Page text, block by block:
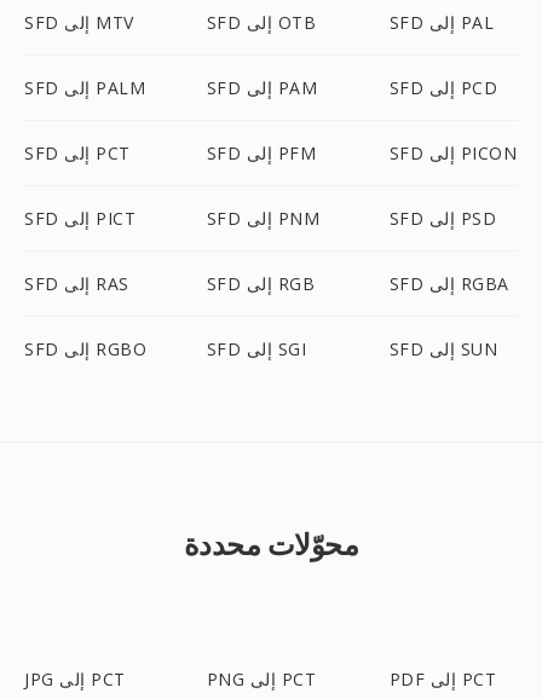
SFD إلى MTV SFD إلى OTB SFD إلى PAL
SFD إلى PALM SFD إلى PAM SFD إلى PCD
SFD إلى PCT SFD إلى PFM SFD إلى PICON
SFD إلى PICT SFD إلى PNM SFD إلى PSD
SFD إلى RAS SFD إلى RGB SFD إلى RGBA
SFD إلى RGBO SFD إلى SGI SFD إلى SUN
محوّلات محددة
JPG إلى PCT PNG إلى PCT PDF إلى PCT